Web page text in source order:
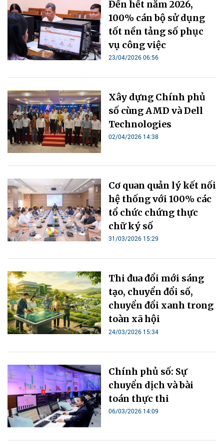
Đến hết năm 2026,
100% cán bộ sử dụng
tốt nền tảng số phục
vụ công việc
23/04/2026 06:56
Xây dựng Chính phủ
số cùng AMD và Dell
Technologies
02/04/2026 14:38
Cơ quan quản lý kết nối
hệ thống với 100% các
tổ chức chứng thực
chữ ký số
31/03/2026 15:29
Thi đua đổi mới sáng
tạo, chuyển đổi số,
chuyển đổi xanh trong
toàn xã hội
24/03/2026 15:34
Chính phủ số: Sự
chuyển dịch và bài
toán thực thi
06/03/2026 14:09